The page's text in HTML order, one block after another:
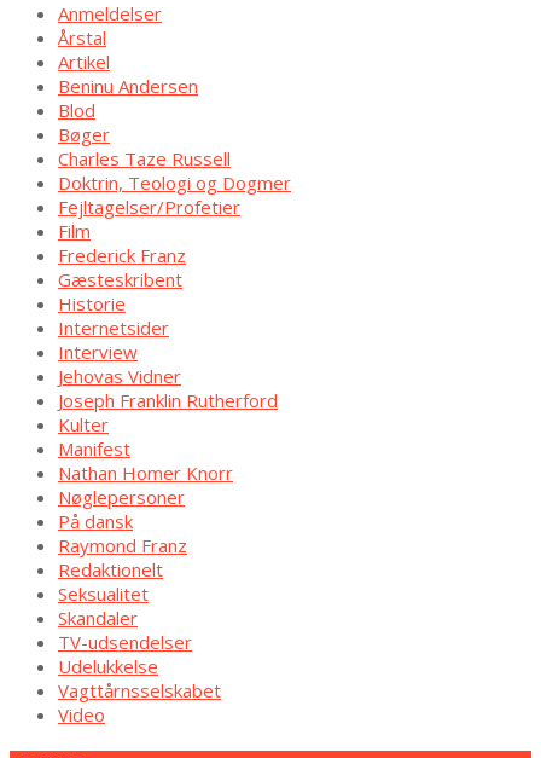
Anmeldelser
Årstal
Artikel
Beninu Andersen
Blod
Bøger
Charles Taze Russell
Doktrin, Teologi og Dogmer
Fejltagelser/Profetier
Film
Frederick Franz
Gæsteskribent
Historie
Internetsider
Interview
Jehovas Vidner
Joseph Franklin Rutherford
Kulter
Manifest
Nathan Homer Knorr
Nøglepersoner
På dansk
Raymond Franz
Redaktionelt
Seksualitet
Skandaler
TV-udsendelser
Udelukkelse
Vagttårnsselskabet
Video